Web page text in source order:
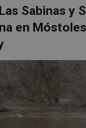
Sabinas y
en